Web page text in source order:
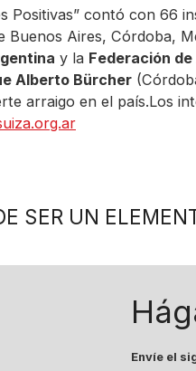
contó con 66
Aires, Córdoba,
y la Federación
Alberto Bürcher
arraigo en el país.Los
Envíe el